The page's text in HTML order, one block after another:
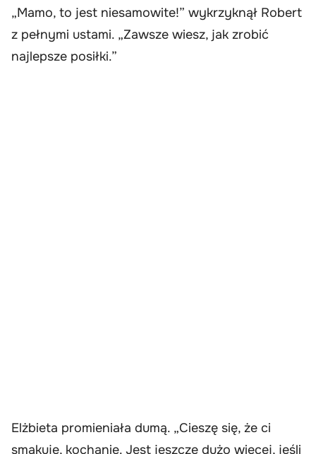
„Mamo, to jest niesamowite!” wykrzyknął Robert
z pełnymi ustami. „Zawsze wiesz, jak zrobić
najlepsze posiłki.”
Elżbieta promieniała dumą. „Cieszę się, że ci
smakuje, kochanie. Jest jeszcze dużo więcej, jeśli